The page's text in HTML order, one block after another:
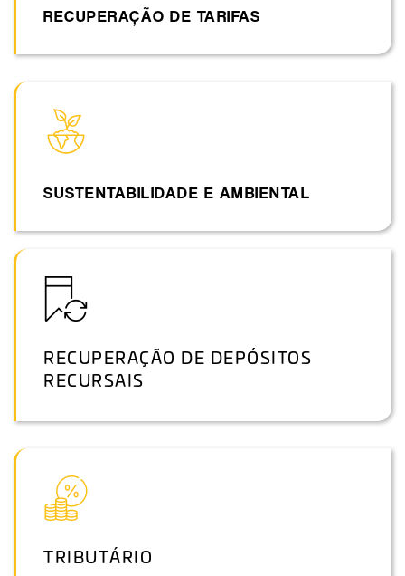
RECUPERAÇÃO DE TARIFAS
SUSTENTABILIDADE E AMBIENTAL
RECUPERAÇÃO DE DEPÓSITOS
RECURSAIS
TRIBUTÁRIO